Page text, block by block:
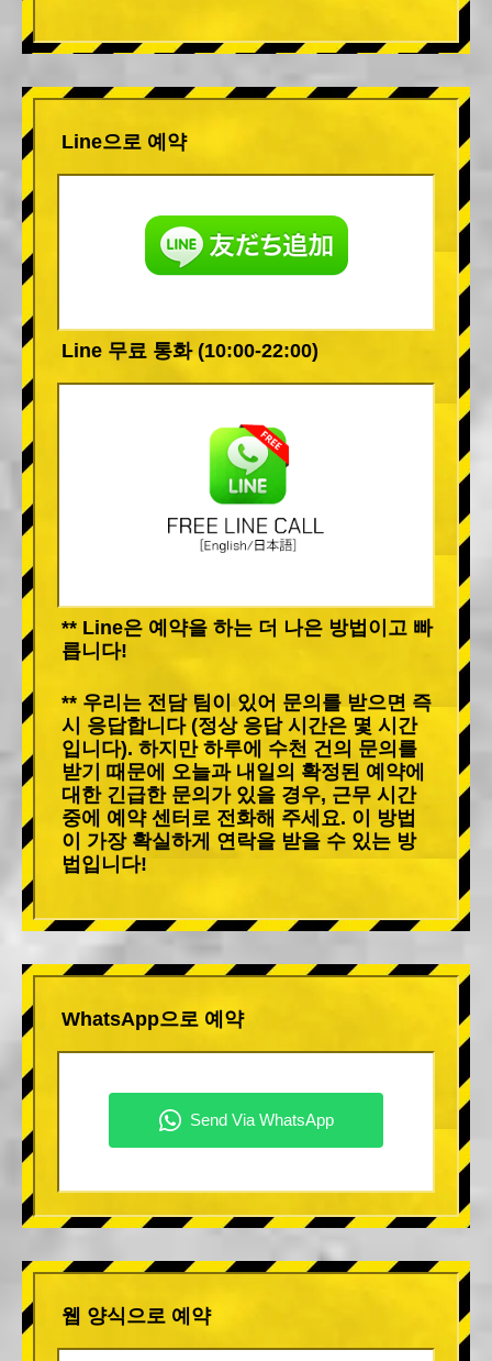
Line으로 예약
Line 무료 통화 (10:00-22:00)
** Line은 예약을 하는 더 나은 방법이고 빠
릅니다!
** 우리는 전담 팀이 있어 문의를 받으면 즉
시 응답합니다 (정상 응답 시간은 몇 시간
입니다). 하지만 하루에 수천 건의 문의를
받기 때문에 오늘과 내일의 확정된 예약에
대한 긴급한 문의가 있을 경우, 근무 시간
중에 예약 센터로 전화해 주세요. 이 방법
이 가장 확실하게 연락을 받을 수 있는 방
법입니다!
WhatsApp으로 예약
웹 양식으로 예약